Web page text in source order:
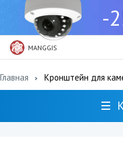
-
MANGGIS
Главная Кронштейн для